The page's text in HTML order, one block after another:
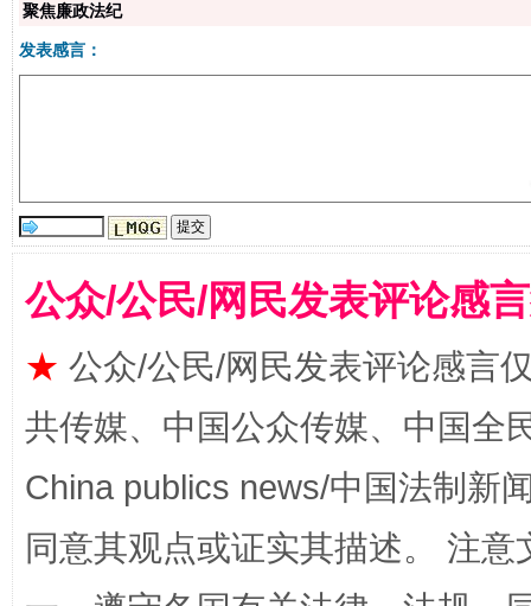
揭批美国五大"原罪" "
聚焦廉政法纪
发表感言：
公众/公民/网民发表评论感
★ 公众/公民/网民发表评论感言
共传媒、中国公众传媒、中国全
China publics news/中国法制新
同意其观点或证实其描述。 注